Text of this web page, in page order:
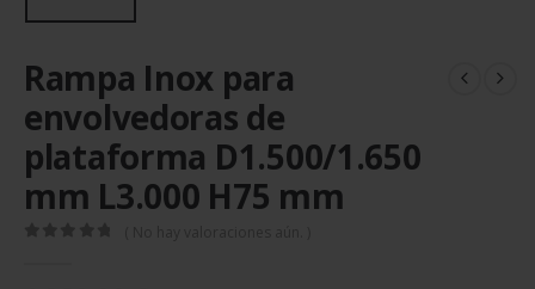
Rampa Inox para
envolvedoras de
plataforma D1.500/1.650
mm L3.000 H75 mm